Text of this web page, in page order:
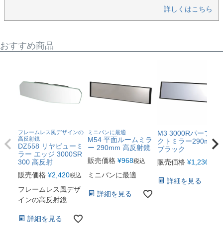
詳しくはこちら
おすすめ商品
フレームレス風デザインの
高反射鏡
DZ558 リヤビューミ
ラー エッジ 3000SR
300 高反射
販売価格 ¥2,420税込
フレームレス風デザ
インの高反射鏡
詳細を見る
ミニバンに最適
M54 平面ルームミラ
ー 290mm 高反射鏡
販売価格 ¥968税込
ミニバンに最適
詳細を見る
M3 3000Rパーフェ
クトミラー290mm
ブラック
販売価格 ¥1,236
詳細を見る